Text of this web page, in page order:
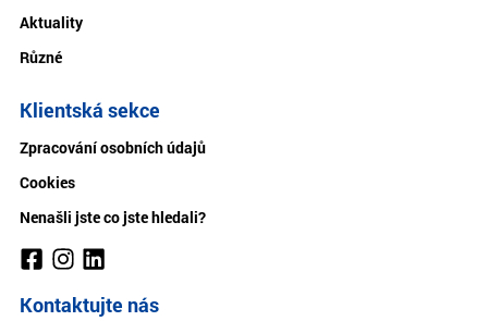
Aktuality
Různé
Klientská sekce
Zpracování osobních údajů
Cookies
Nenašli jste co jste hledali?
Kontaktujte nás